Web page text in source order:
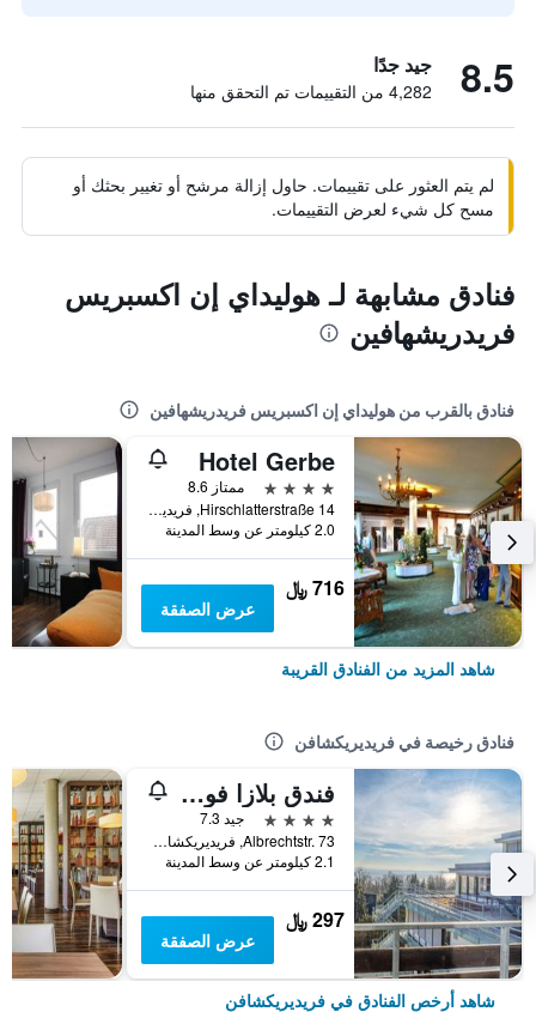
8.5 جيد جدًا
4,282 من التقييمات تم التحقق منها
لم يتم العثور على تقييمات. حاول إزالة مرشح أو تغيير بحثك أو
مسح كل شيء لعرض التقييمات.
فنادق مشابهة لـ هوليداي إن اكسبريس
فريدريشهافين
فنادق بالقرب من هوليداي إن اكسبريس فريدريشهافين
Hotel Gerbe
4 نجوم
ممتاز 8.6
Hirschlatterstraße 14, فريديريكشافن, بادن - فورتمبيرغ, ألمانيا
2.0 كيلومتر عن وسط المدينة
716 ﷼
عرض الصفقة
شاهد المزيد من الفنادق القريبة
فنادق رخيصة في فريديريكشافن
فندق بلازا فوهر أم بودنزي
4 نجوم
جيد 7.3
Albrechtstr. 73, فريديريكشافن, بادن - فورتمبيرغ, ألمانيا
2.1 كيلومتر عن وسط المدينة
297 ﷼
عرض الصفقة
شاهد أرخص الفنادق في فريديريكشافن